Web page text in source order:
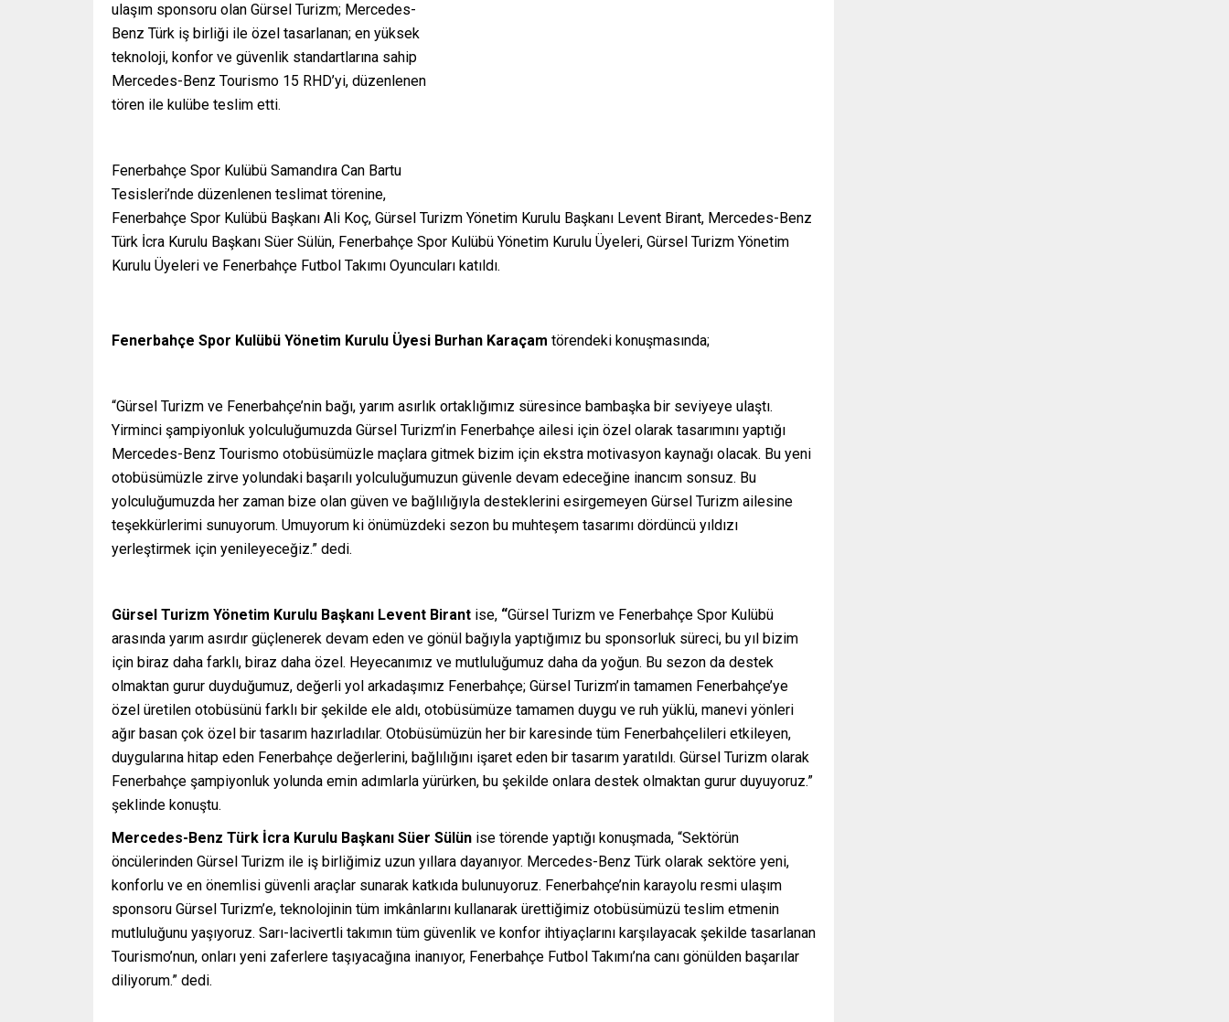
ulaşım sponsoru olan Gürsel Turizm; Mercedes-
Benz Türk iş birliği ile özel tasarlanan; en yüksek
teknoloji, konfor ve güvenlik standartlarına sahip
Mercedes-Benz Tourismo 15 RHD’yi, düzenlenen
tören ile kulübe teslim etti.
Fenerbahçe Spor Kulübü Samandıra Can Bartu
Tesisleri’nde düzenlenen teslimat törenine,
Fenerbahçe Spor Kulübü Başkanı Ali Koç, Gürsel Turizm Yönetim Kurulu Başkanı Levent Birant, Mercedes-Benz
Türk İcra Kurulu Başkanı Süer Sülün, Fenerbahçe Spor Kulübü Yönetim Kurulu Üyeleri, Gürsel Turizm Yönetim
Kurulu Üyeleri ve Fenerbahçe Futbol Takımı Oyuncuları katıldı.
Fenerbahçe Spor Kulübü Yönetim Kurulu Üyesi Burhan Karaçam törendeki konuşmasında;
“Gürsel Turizm ve Fenerbahçe’nin bağı, yarım asırlık ortaklığımız süresince bambaşka bir seviyeye ulaştı.
Yirminci şampiyonluk yolculuğumuzda Gürsel Turizm’in Fenerbahçe ailesi için özel olarak tasarımını yaptığı
Mercedes-Benz Tourismo otobüsümüzle maçlara gitmek bizim için ekstra motivasyon kaynağı olacak. Bu yeni
otobüsümüzle zirve yolundaki başarılı yolculuğumuzun güvenle devam edeceğine inancım sonsuz. Bu
yolculuğumuzda her zaman bize olan güven ve bağlılığıyla desteklerini esirgemeyen Gürsel Turizm ailesine
teşekkürlerimi sunuyorum. Umuyorum ki önümüzdeki sezon bu muhteşem tasarımı dördüncü yıldızı
yerleştirmek için yenileyeceğiz.” dedi.
Gürsel Turizm Yönetim Kurulu Başkanı Levent Birant ise, “Gürsel Turizm ve Fenerbahçe Spor Kulübü
arasında yarım asırdır güçlenerek devam eden ve gönül bağıyla yaptığımız bu sponsorluk süreci, bu yıl bizim
için biraz daha farklı, biraz daha özel. Heyecanımız ve mutluluğumuz daha da yoğun. Bu sezon da destek
olmaktan gurur duyduğumuz, değerli yol arkadaşımız Fenerbahçe; Gürsel Turizm’in tamamen Fenerbahçe’ye
özel üretilen otobüsünü farklı bir şekilde ele aldı, otobüsümüze tamamen duygu ve ruh yüklü, manevi yönleri
ağır basan çok özel bir tasarım hazırladılar. Otobüsümüzün her bir karesinde tüm Fenerbahçelileri etkileyen,
duygularına hitap eden Fenerbahçe değerlerini, bağlılığını işaret eden bir tasarım yaratıldı. Gürsel Turizm olarak
Fenerbahçe şampiyonluk yolunda emin adımlarla yürürken, bu şekilde onlara destek olmaktan gurur duyuyoruz.”
şeklinde konuştu.
Mercedes-Benz Türk İcra Kurulu Başkanı Süer Sülün ise törende yaptığı konuşmada, “Sektörün
öncülerinden Gürsel Turizm ile iş birliğimiz uzun yıllara dayanıyor. Mercedes-Benz Türk olarak sektöre yeni,
konforlu ve en önemlisi güvenli araçlar sunarak katkıda bulunuyoruz. Fenerbahçe’nin karayolu resmi ulaşım
sponsoru Gürsel Turizm’e, teknolojinin tüm imkânlarını kullanarak ürettiğimiz otobüsümüzü teslim etmenin
mutluluğunu yaşıyoruz. Sarı-lacivertli takımın tüm güvenlik ve konfor ihtiyaçlarını karşılayacak şekilde tasarlanan
Tourismo’nun, onları yeni zaferlere taşıyacağına inanıyor, Fenerbahçe Futbol Takımı’na canı gönülden başarılar
diliyorum.” dedi.